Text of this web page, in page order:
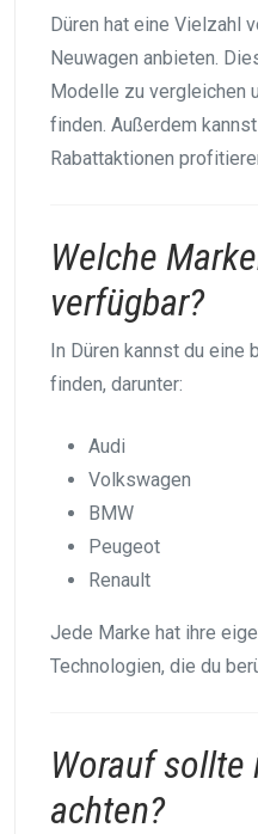
Düren hat eine Vielzahl
Neuwagen anbieten.
Modelle zu vergleichen
finden. Außerdem
Rabattaktionen
Welche
verfügbar?
In Düren kannst du eine
finden, darunter:
Audi
Volkswagen
BMW
Peugeot
Renault
Jede Marke hat ihre
Technologien, die du
Worauf sollte
achten?